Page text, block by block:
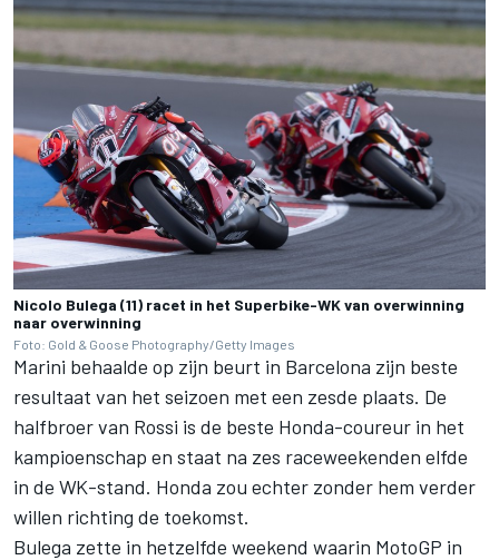
Nicolo Bulega (11) racet in het Superbike-WK van overwinning
naar overwinning
Foto: Gold & Goose Photography/Getty Images
Marini behaalde op zijn beurt in Barcelona zijn beste
resultaat van het seizoen met een zesde plaats. De
halfbroer van Rossi is de beste Honda-coureur in het
kampioenschap en staat na zes raceweekenden elfde
in de WK-stand. Honda zou echter zonder hem verder
willen richting de toekomst.
Bulega zette in hetzelfde weekend waarin MotoGP in